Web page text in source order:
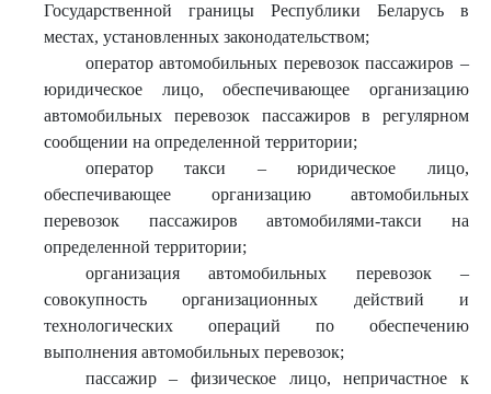
Государственной границы Республики Беларусь в
местах, установленных законодательством;
оператор автомобильных перевозок пассажиров –
юридическое лицо, обеспечивающее организацию
автомобильных перевозок пассажиров в регулярном
сообщении на определенной территории;
оператор такси – юридическое лицо,
обеспечивающее организацию автомобильных
перевозок пассажиров автомобилями-такси на
определенной территории;
организация автомобильных перевозок –
совокупность организационных действий и
технологических операций по обеспечению
выполнения автомобильных перевозок;
пассажир – физическое лицо, непричастное к